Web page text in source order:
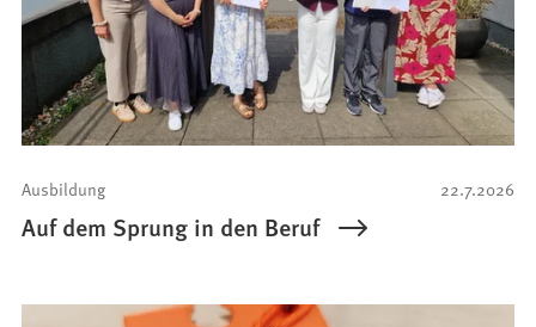
22.7.2026
Ausbildung
Auf dem Sprung in den Beruf